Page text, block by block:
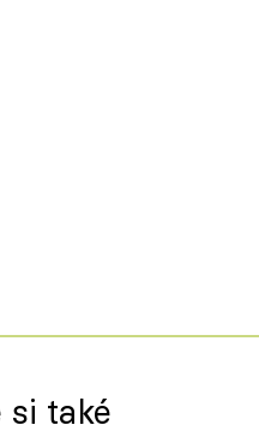
si také